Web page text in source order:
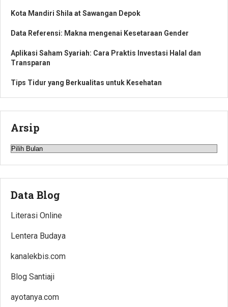
Kota Mandiri Shila at Sawangan Depok
Data Referensi: Makna mengenai Kesetaraan Gender
Aplikasi Saham Syariah: Cara Praktis Investasi Halal dan
Transparan
Tips Tidur yang Berkualitas untuk Kesehatan
Arsip
Arsip
Data Blog
Literasi Online
Lentera Budaya
kanalekbis.com
Blog Santiaji
ayotanya.com